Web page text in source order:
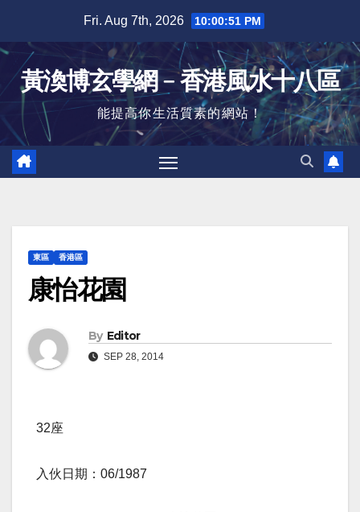
content
Fri. Aug 7th, 2026 10:00:52 PM
黃渙博玄學網﹣香港風水十八區
能提高你生活質素的網站！
東區 香港區
康怡花園
By Editor
SEP 28, 2014
32座
入伙日期：06/1987